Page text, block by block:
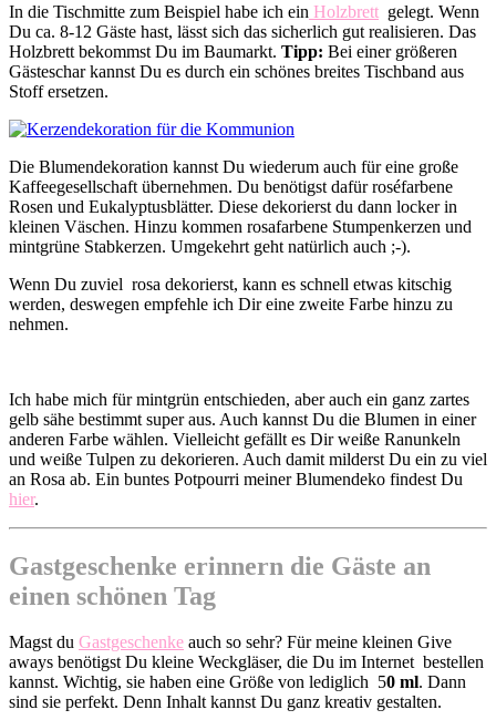
In die Tischmitte zum Beispiel habe ich ein Holzbrett gelegt. Wenn
Du ca. 8-12 Gäste hast, lässt sich das sicherlich gut realisieren. Das
Holzbrett bekommst Du im Baumarkt. Tipp: Bei einer größeren
Gästeschar kannst Du es durch ein schönes breites Tischband aus
Stoff ersetzen.
Die Blumendekoration kannst Du wiederum auch für eine große
Kaffeegesellschaft übernehmen. Du benötigst dafür roséfarbene
Rosen und Eukalyptusblätter. Diese dekorierst du dann locker in
kleinen Väschen. Hinzu kommen rosafarbene Stumpenkerzen und
mintgrüne Stabkerzen. Umgekehrt geht natürlich auch ;-).
Wenn Du zuviel rosa dekorierst, kann es schnell etwas kitschig
werden, deswegen empfehle ich Dir eine zweite Farbe hinzu zu
nehmen.
Ich habe mich für mintgrün entschieden, aber auch ein ganz zartes
gelb sähe bestimmt super aus. Auch kannst Du die Blumen in einer
anderen Farbe wählen. Vielleicht gefällt es Dir weiße Ranunkeln
und weiße Tulpen zu dekorieren. Auch damit milderst Du ein zu viel
an Rosa ab. Ein buntes Potpourri meiner Blumendeko findest Du
hier.
Gastgeschenke erinnern die Gäste an
einen schönen Tag
Magst du Gastgeschenke auch so sehr? Für meine kleinen Give
aways benötigst Du kleine Weckgläser, die Du im Internet bestellen
kannst. Wichtig, sie haben eine Größe von lediglich 50 ml. Dann
sind sie perfekt. Denn Inhalt kannst Du ganz kreativ gestalten.